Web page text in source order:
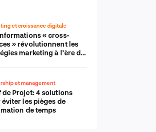
et croissance digitale
« cross-
» révolutionnent les
marketing à l’ère du
et management
de Projet: 4 solutions
les pièges de
de temps